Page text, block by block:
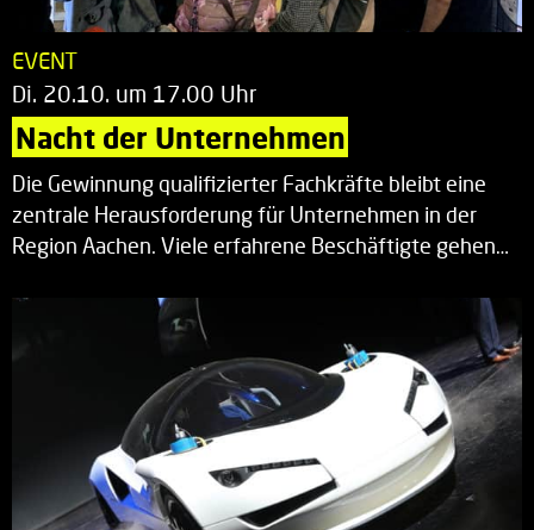
EVENT
Di. 20.10. um 17.00 Uhr
Nacht der Unternehmen
Die Gewinnung qualifizierter Fachkräfte bleibt eine
zentrale Herausforderung für Unternehmen in der
Region Aachen. Viele erfahrene Beschäftigte gehen…